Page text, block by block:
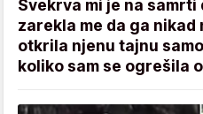
Svekrva mi je na
zarekla me da ga nikad
otkrila njenu tajnu
koliko sam se ogrešila